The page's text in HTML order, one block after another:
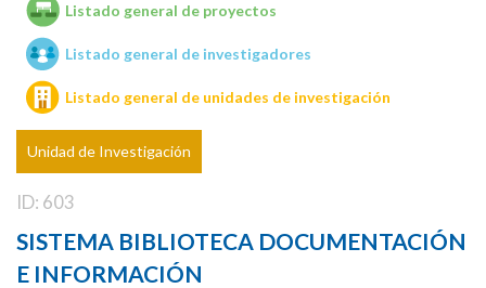
Unidades de investigación
Listado general de proyectos
Listado general de investigadores
Listado general de unidades de investigación
Unidad de Investigación
ID: 603
SISTEMA BIBLIOTECA DOCUMENTACIÓN
E INFORMACIÓN